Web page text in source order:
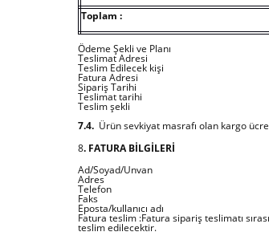
Toplam :
Ödeme Şekli ve Planı
Teslimat Adresi
Teslim Edilecek kişi
Fatura Adresi
Sipariş Tarihi
Teslimat tarihi
Teslim şekli
7.4. Ürün sevkiyat masrafı olan kargo
8. FATURA BİLGİLERİ
Ad/Soyad/Unvan
Adres
Telefon
Faks
Eposta/kullanıcı adı
Fatura teslim :Fatura sipariş teslimatı
teslim edilecektir.